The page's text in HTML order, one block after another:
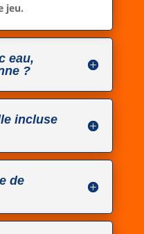
jeu.
eau,
?
incluse
de